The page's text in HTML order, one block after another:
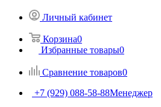
Личный кабинет
Корзина0
Избранные товары0
Сравнение товаров0
+7 (929) 088-58-88Менеджер